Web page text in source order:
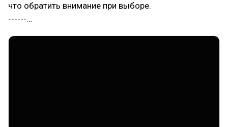
что обратить внимание при выборе.
------…